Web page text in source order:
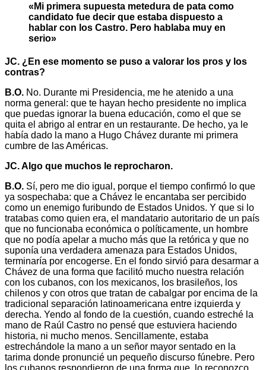
«Mi primera supuesta metedura de pata como
candidato fue decir que estaba dispuesto a
hablar con los Castro. Pero hablaba muy en
serio»
JC. ¿En ese momento se puso a valorar los pros y los
contras?
B.O. No. Durante mi Presidencia, me he atenido a una
norma general: que te hayan hecho presidente no implica
que puedas ignorar la buena educación, como el que se
quita el abrigo al entrar en un restaurante. De hecho, ya le
había dado la mano a Hugo Chávez durante mi primera
cumbre de las Américas.
JC. Algo que muchos le reprocharon.
B.O. Sí, pero me dio igual, porque el tiempo confirmó lo que
ya sospechaba: que a Chávez le encantaba ser percibido
como un enemigo furibundo de Estados Unidos. Y que si lo
tratabas como quien era, el mandatario autoritario de un país
que no funcionaba económica o políticamente, un hombre
que no podía apelar a mucho más que la retórica y que no
suponía una verdadera amenaza para Estados Unidos,
terminaría por encogerse. En el fondo sirvió para desarmar a
Chávez de una forma que facilitó mucho nuestra relación
con los cubanos, con los mexicanos, los brasileños, los
chilenos y con otros que tratan de cabalgar por encima de la
tradicional separación latinoamericana entre izquierda y
derecha. Yendo al fondo de la cuestión, cuando estreché la
mano de Raúl Castro no pensé que estuviera haciendo
historia, ni mucho menos. Sencillamente, estaba
estrechándole la mano a un señor mayor sentado en la
tarima donde pronuncié un pequeño discurso fúnebre. Pero